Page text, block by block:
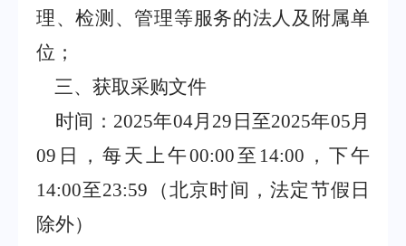
理、检测、管理等服务的法人及附属单
位；
三、获取采购文件
时间： 2025年04月 29 日至2025年05月
09 日，每天上午00:00至 14:00 ，下午
14:00至23:59 （北京时间，法定节假日
除外）